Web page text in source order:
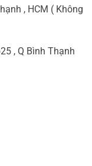
, HCM ( Không
, Q Bình Thạnh